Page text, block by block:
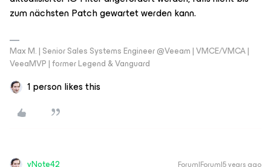
zum nächsten Patch gewartet werden kann.
Max M. | Senior Sales Systems Engineer @Veeam | VMCE/VMCA |
VeeaMVP | former Legend & Vanguard
1 person likes this
Forum|Forum|5 years ago